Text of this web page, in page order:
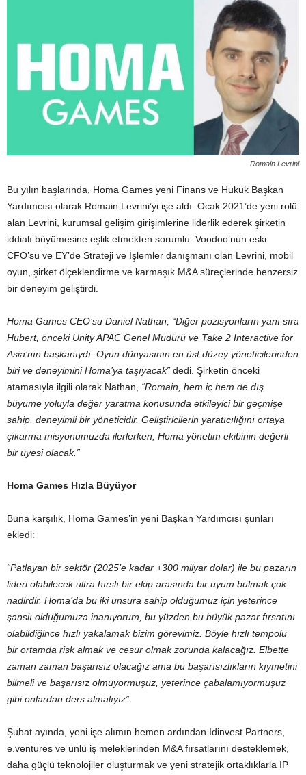
Romain Levrini
Bu yılın başlarında, Homa Games yeni Finans ve Hukuk Başkan
Yardımcısı olarak Romain Levrini’yi işe aldı. Ocak 2021’de yeni rolü
alan Levrini, kurumsal gelişim girişimlerine liderlik ederek şirketin
iddialı büyümesine eşlik etmekten sorumlu. Voodoo’nun eski
CFO’su ve EY’de Strateji ve İşlemler danışmanı olan Levrini, mobil
oyun, şirket ölçeklendirme ve karmaşık M&A süreçlerinde benzersiz
bir deneyim geliştirdi.
Homa Games CEO’su Daniel Nathan, “Diğer pozisyonların yanı sıra
Hubert, önceki Unity APAC Genel Müdürü ve Take 2 Interactive for
Asia’nın başkanıydı. Oyun dünyasının en üst düzey yöneticilerinden
biri ve deneyimini Homa’ya taşıyacak” dedi. Şirketin önceki
atamasıyla ilgili olarak Nathan, “Romain, hem iç hem de dış
büyüme yoluyla değer yaratma konusunda etkileyici bir geçmişe
sahip, deneyimli bir yöneticidir. Geliştiricilerin yaratıcılığını ortaya
çıkarma misyonumuzda ilerlerken, Homa yönetim ekibinin değerli
bir üyesi olacak.”
Homa Games Hızla Büyüyor
Buna karşılık, Homa Games’in yeni Başkan Yardımcısı şunları
ekledi:
“Patlayan bir sektör (2025’e kadar +300 milyar dolar) ile bu pazarın
lideri olabilecek ultra hırslı bir ekip arasında bir uyum bulmak çok
nadirdir. Homa’da bu iki unsura sahip olduğumuz için yeterince
şanslı olduğumuza inanıyorum, bu yüzden bu büyük pazar fırsatını
olabildiğince hızlı yakalamak bizim görevimiz. Böyle hızlı tempolu
bir ortamda risk almak ve cesur olmak zorunda kalacağız. Elbette
zaman zaman başarısız olacağız ama bu başarısızlıkların kıymetini
bilmeli ve başarısız olmuyormuşuz, yeterince çabalamıyormuşuz
gibi onlardan ders almalıyız”.
Şubat ayında, yeni işe alımın hemen ardından Idinvest Partners,
e.ventures ve ünlü iş meleklerinden M&A fırsatlarını desteklemek,
daha güçlü teknolojiler oluşturmak ve yeni stratejik ortaklıklarla IP